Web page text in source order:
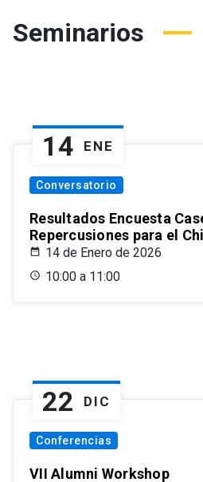
Seminarios
14 ENE
Conversatorio
Resultados Encuesta
Repercusiones para el
14 de Enero de 2026
10:00 a 11:00
22 DIC
Conferencias
VII Alumni Workshop